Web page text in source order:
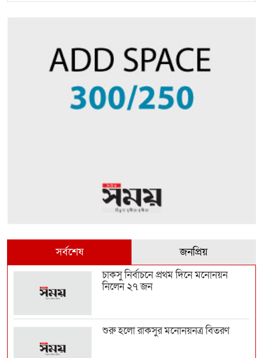
সর্বশেষ
জনপ্রিয়
চাকসু নির্বাচনে প্রথম দিনে মনোনয়ন
নিলেন ২৭ জন
শুরু হলো রাকসুর মনোনয়নত্র বিতরণ